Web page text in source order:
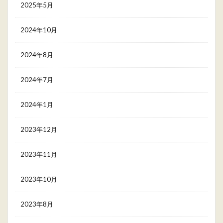
2025年5月
2024年10月
2024年8月
2024年7月
2024年1月
2023年12月
2023年11月
2023年10月
2023年8月